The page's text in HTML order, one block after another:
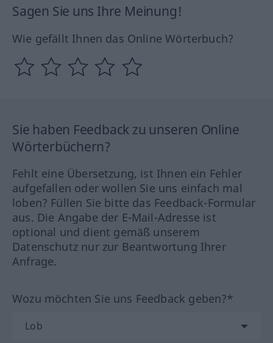
Sagen Sie uns Ihre Meinung!
Wie gefällt Ihnen das Online Wörterbuch?
Sie haben Feedback zu unseren Online
Wörterbüchern?
Fehlt eine Übersetzung, ist Ihnen ein Fehler
aufgefallen oder wollen Sie uns einfach mal
loben? Füllen Sie bitte das Feedback-Formular
aus. Die Angabe der E-Mail-Adresse ist
optional und dient gemäß unserem
Datenschutz nur zur Beantwortung Ihrer
Anfrage.
Wozu möchten Sie uns Feedback geben?*